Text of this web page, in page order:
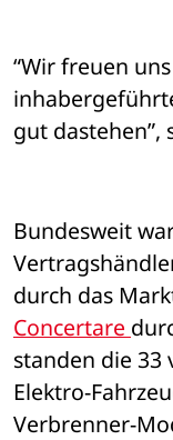
“Wir freuen
gut dastehen”,
Bundesweit
Concertare
standen die 33
Elektro-
Verbrenner-